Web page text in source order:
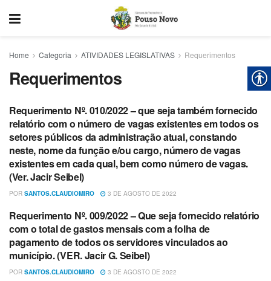
Home Categoria ATIVIDADES LEGISLATIVAS Requerimentos
Requerimentos
REQUERIMENTOS
Requerimento Nº. 010/2022 – que seja também fornecido
relatório com o número de vagas existentes em todos os
setores públicos da administração atual, constando
neste, nome da função e/ou cargo, número de vagas
existentes em cada qual, bem como número de vagas.
(Ver. Jacir Seibel)
POR SANTOS.CLAUDIOMIRO 3 DE AGOSTO DE 2022
REQUERIMENTOS
Requerimento Nº. 009/2022 – Que seja fornecido relatório
com o total de gastos mensais com a folha de
pagamento de todos os servidores vinculados ao
município. (VER. Jacir G. Seibel)
POR SANTOS.CLAUDIOMIRO 3 DE AGOSTO DE 2022